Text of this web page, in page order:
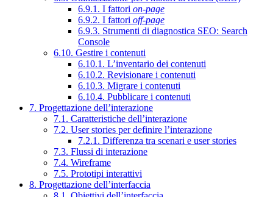
6.9.1. I fattori on-page
6.9.2. I fattori off-page
6.9.3. Strumenti di diagnostica SEO: Search
Console
6.10. Gestire i contenuti
6.10.1. L’inventario dei contenuti
6.10.2. Revisionare i contenuti
6.10.3. Migrare i contenuti
6.10.4. Pubblicare i contenuti
7. Progettazione dell’interazione
7.1. Caratteristiche dell’interazione
7.2. User stories per definire l’interazione
7.2.1. Differenza tra scenari e user stories
7.3. Flussi di interazione
7.4. Wireframe
7.5. Prototipi interattivi
8. Progettazione dell’interfaccia